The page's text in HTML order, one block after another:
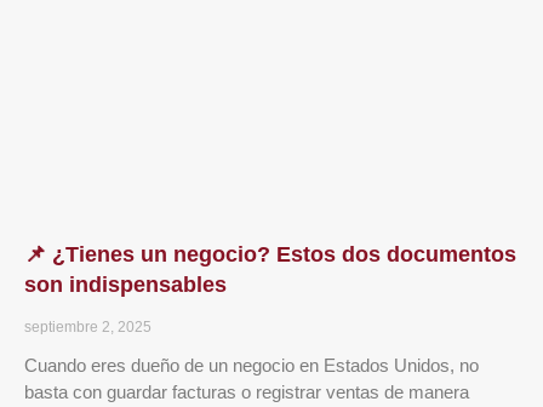
📌 ¿Tienes un negocio? Estos dos documentos
son indispensables
septiembre 2, 2025
Cuando eres dueño de un negocio en Estados Unidos, no
basta con guardar facturas o registrar ventas de manera